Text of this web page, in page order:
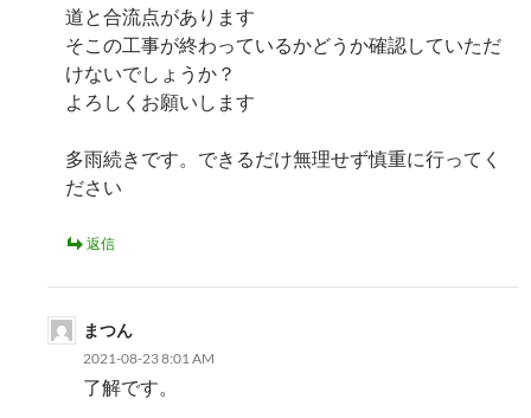
道と合流点があります
そこの工事が終わっているかどうか確認していただ
けないでしょうか？
よろしくお願いします
多雨続きです。できるだけ無理せず慎重に行ってく
ださい
返信
まつん
2021-08-23 8:01 AM
了解です。